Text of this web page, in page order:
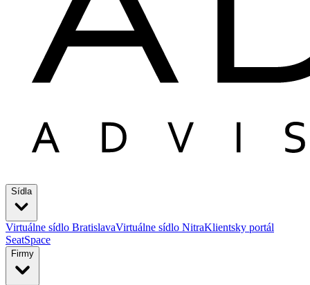
Sídla
Virtuálne sídlo BratislavaVirtuálne sídlo NitraKlientsky portál
SeatSpace
Firmy